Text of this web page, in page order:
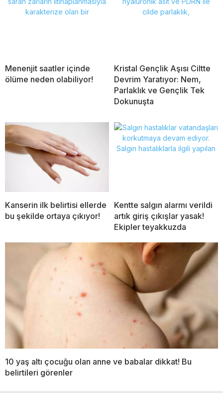
Menenjit saatler içinde
ölüme neden olabiliyor!
Kristal Gençlik Aşısı Ciltte
Devrim Yaratıyor: Nem,
Parlaklık ve Gençlik Tek
Dokunuşta
Kanserin ilk belirtisi ellerde
bu şekilde ortaya çıkıyor!
Kentte salgın alarmı verildi
artık giriş çıkışlar yasak!
Ekipler teyakkuzda
10 yaş altı çocuğu olan anne ve babalar dikkat! Bu
belirtileri görenler